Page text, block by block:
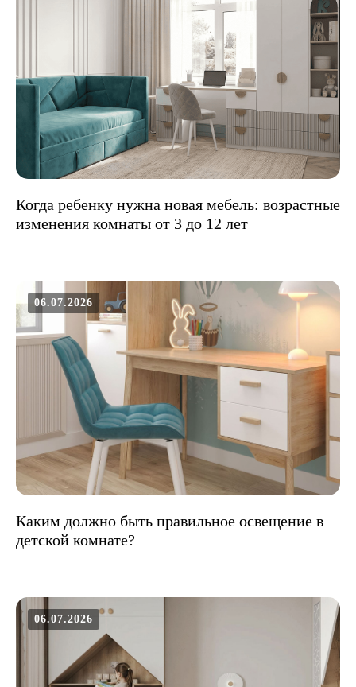
Когда ребенку нужна новая мебель: возрастные
изменения комнаты от 3 до 12 лет
06.07.2026
Каким должно быть правильное освещение в
детской комнате?
06.07.2026